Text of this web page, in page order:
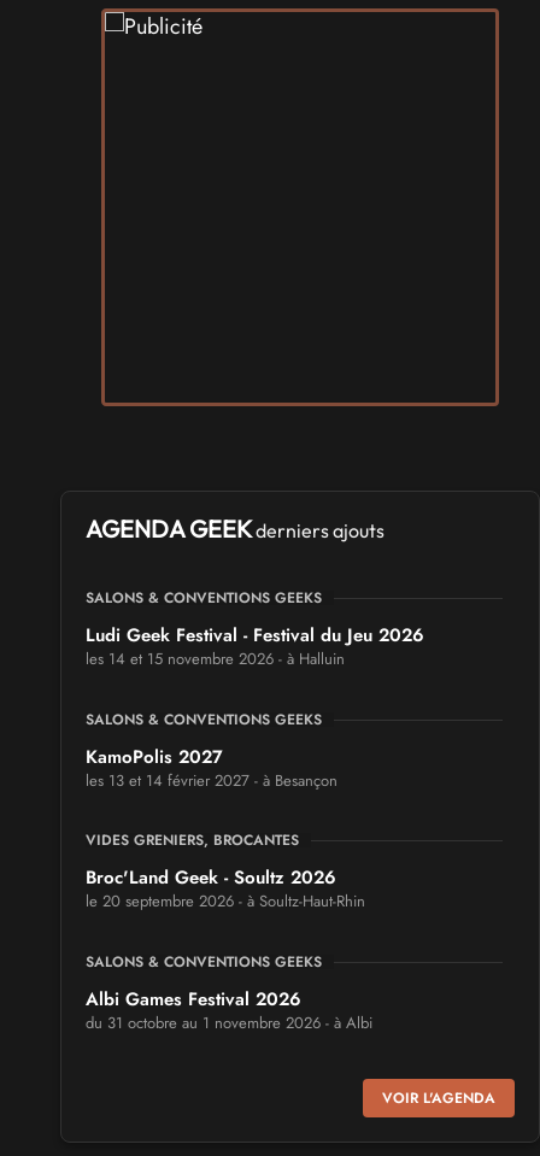
AGENDA GEEKderniers ajouts
SALONS & CONVENTIONS GEEKS
Ludi Geek Festival - Festival du Jeu 2026
les 14 et 15 novembre 2026 - à Halluin
SALONS & CONVENTIONS GEEKS
KamoPolis 2027
les 13 et 14 février 2027 - à Besançon
VIDES GRENIERS, BROCANTES
Broc'Land Geek - Soultz 2026
le 20 septembre 2026 - à Soultz-Haut-Rhin
SALONS & CONVENTIONS GEEKS
Albi Games Festival 2026
du 31 octobre au 1 novembre 2026 - à Albi
Virtual Calais - salon du jeu vidéo et des loisirs
numériques 2026
VOIR L'AGENDA